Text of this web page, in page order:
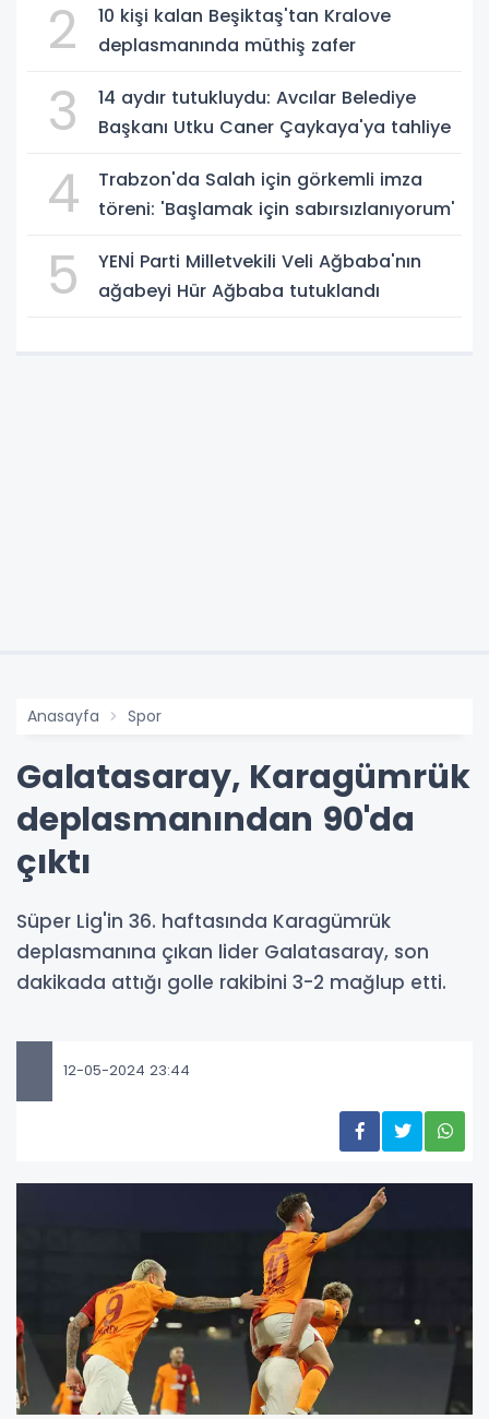
2
10 kişi kalan Beşiktaş'tan Kralove
deplasmanında müthiş zafer
3
14 aydır tutukluydu: Avcılar Belediye
Başkanı Utku Caner Çaykaya'ya tahliye
4
Trabzon'da Salah için görkemli imza
töreni: 'Başlamak için sabırsızlanıyorum'
5
YENİ Parti Milletvekili Veli Ağbaba'nın
ağabeyi Hür Ağbaba tutuklandı
Anasayfa Spor
Galatasaray, Karagümrük
deplasmanından 90'da
çıktı
Süper Lig'in 36. haftasında Karagümrük
deplasmanına çıkan lider Galatasaray, son
dakikada attığı golle rakibini 3-2 mağlup etti.
12-05-2024 23:44